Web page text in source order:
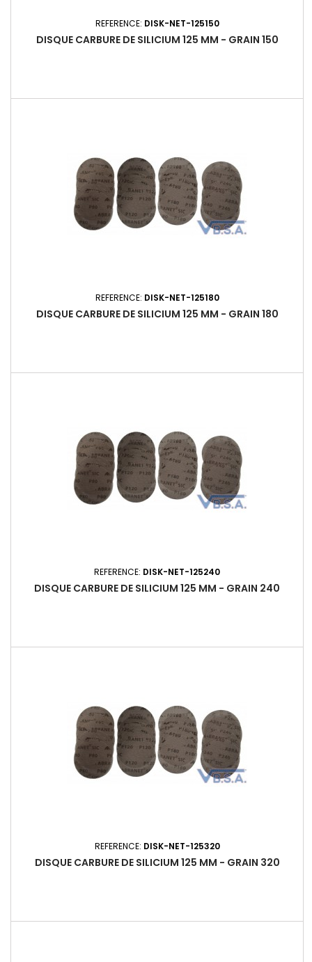
REFERENCE: DISK-NET-125150
DISQUE CARBURE DE SILICIUM 125 MM - GRAIN 150
REFERENCE: DISK-NET-125180
DISQUE CARBURE DE SILICIUM 125 MM - GRAIN 180
REFERENCE: DISK-NET-125240
DISQUE CARBURE DE SILICIUM 125 MM - GRAIN 240
REFERENCE: DISK-NET-125320
DISQUE CARBURE DE SILICIUM 125 MM - GRAIN 320